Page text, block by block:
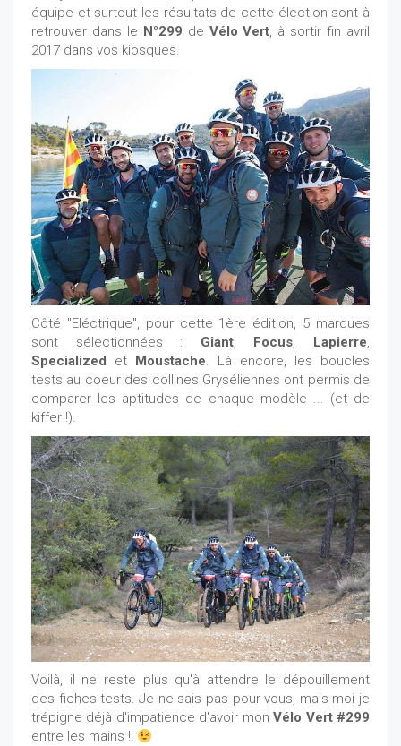
équipe et surtout les résultats de cette élection sont à
retrouver dans le N°299 de Vélo Vert, à sortir fin avril
2017 dans vos kiosques.
Côté "Eléctrique", pour cette 1ère édition, 5 marques
sont sélectionnées : Giant, Focus, Lapierre,
Specialized et Moustache. Là encore, les boucles
tests au coeur des collines Gryséliennes ont permis de
comparer les aptitudes de chaque modèle ... (et de
kiffer !).
Voilà, il ne reste plus qu'à attendre le dépouillement
des fiches-tests. Je ne sais pas pour vous, mais moi je
trépigne déjà d'impatience d'avoir monVélo Vert #299
entre les mains !!